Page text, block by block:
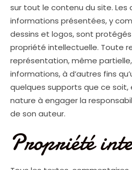
sur tout le contenu du site. Les
informations présentées, y
dessins et logos, sont
propriété intellectuelle. Toute
représentation, même
informations, à d’autres fins
quelques supports que ce
nature à engager la
de son auteur.
Propriété